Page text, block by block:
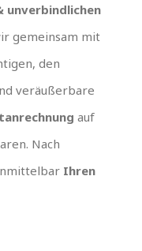
unverbindlichen
gemeinsam mit
den
veräußerbare
auf
Nach
Ihren